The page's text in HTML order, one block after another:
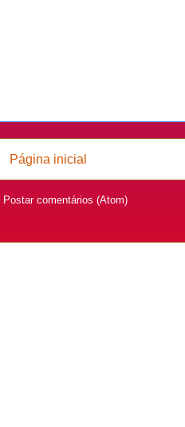
Página inicial
Postar comentários (Atom)